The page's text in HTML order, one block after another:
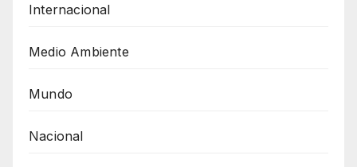
Internacional
Medio Ambiente
Mundo
Nacional